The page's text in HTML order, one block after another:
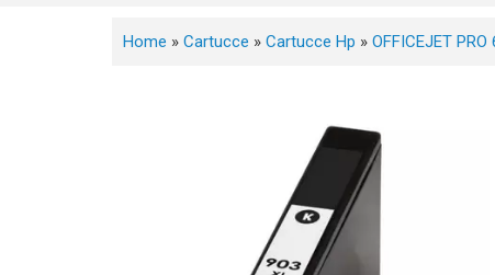
Home » Cartucce » Cartucce Hp » OFFICEJET PRO